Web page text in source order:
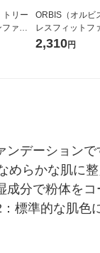
トリー
ァン
（専
ORBIS（オルビ
レスフィットフ
ョンUV 2025年
ナチュラル02
2,310円
デーションで
らかな肌に
分で粉体を
標準的な肌色